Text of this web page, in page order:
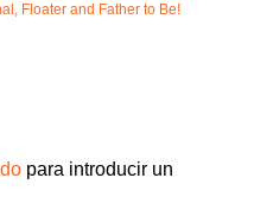
Floater and Father to Be!
para introducir un